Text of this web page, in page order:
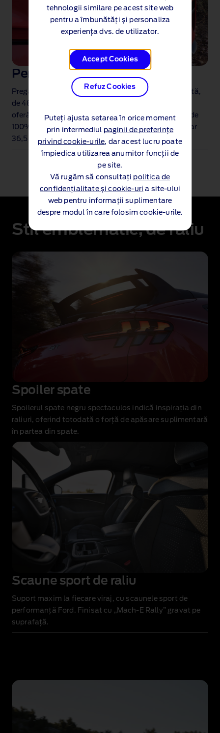
tehnologii similare pe acest site web
pentru a îmbunătăți și personaliza
experiența dvs. de utilizator.
Accept Cookies
Refuz Cookies
Puteți ajusta setarea în orice moment
prin intermediul paginii de preferințe
privind cookie-urile, dar acest lucru poate
împiedica utilizarea anumitor funcții de
pe site.
Vă rugăm să consultați politica de
confidențialitate și cookie-uri a site-ului
web pentru informații suplimentare
despre modul în care folosim cookie-urile.
Performanță electrică
Pregătit pentru orice, cu o putere livrată îmbunătățită,
de 487 CP. Bateria cu autonomie extinsă de 91 kWh
oferă o autonomie de până la 510 km la o încărcare de
100%
, cu o încărcare rapidă de la 10% la 80% în doar
36,5 minute.
Stil emblematic, de raliu
Spoiler spate
Spoilerul spate negru spectaculos indică inspirația din
raliuri, oferind totodată o forță de apăsare suplimentară
în partea din spate.
Scaune sport de raliu
Suport maxim la fiecare viraj, cu scaunele sport de
performanță Ford. Finisat cu „Mach‑E Rally” gravat pe
suprafață.